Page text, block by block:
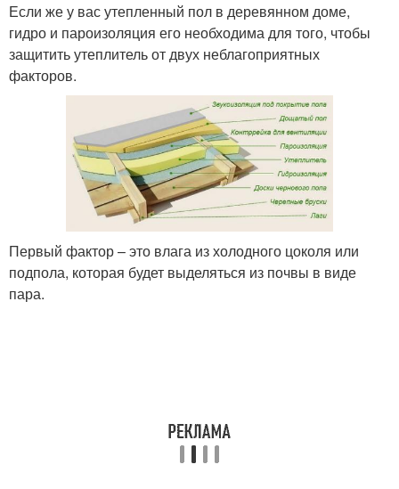
Если же у вас утепленный пол в деревянном доме,
гидро и пароизоляция его необходима для того, чтобы
защитить утеплитель от двух неблагоприятных
факторов.
Первый фактор – это влага из холодного цоколя или
подпола, которая будет выделяться из почвы в виде
пара.